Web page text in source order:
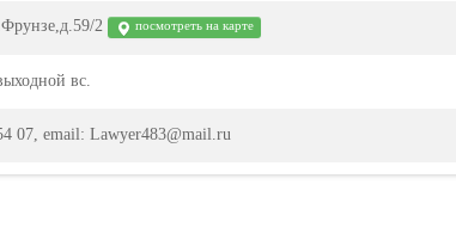
2 посмотреть на карте
вс.
07, email: Lawyer483@mail.ru